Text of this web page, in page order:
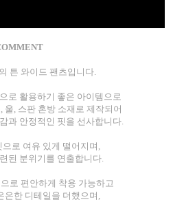
튼 와이드 팬츠입니다.
로 활용하기 좋은 아이템으로
울, 스판 혼방 소재로 제작되어
과 안정적인 핏을 선사합니다.
로 여유 있게 떨어지며,
된 분위기를 연출합니다.
로 편안하게 착용 가능하고
은한 디테일을 더했으며,